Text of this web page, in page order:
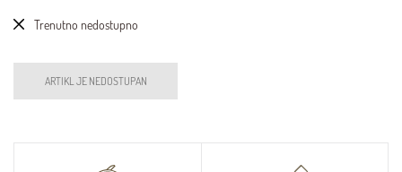
Trenutno nedostupno
ARTIKL JE NEDOSTUPAN